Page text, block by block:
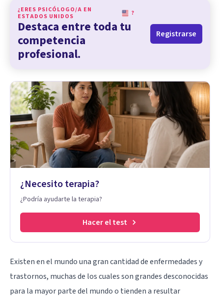
¿ERES PSICÓLOGO/A EN
ESTADOS UNIDOS
?
Destaca entre toda tu
competencia
profesional.
Registrarse
¿Necesito terapia?
¿Podría ayudarte la terapia?
Hacer el test
Existen en el mundo una gran cantidad de enfermedades y
trastornos, muchas de los cuales son grandes desconocidas
para la mayor parte del mundo o tienden a resultar